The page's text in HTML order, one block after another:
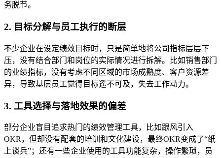
务脱节。
2. 目标分解与员工执行的断层
不少企业在设定绩效目标时，只是简单地将公司指标层层下
压，没有结合部门和岗位的实际情况进行拆解。比如销售部门
的业绩指标，没有考虑不同区域的市场成熟度、客户资源差
异，导致基层员工觉得目标遥不可及，失去工作动力。
3. 工具选择与落地效果的偏差
部分企业盲目追求热门的绩效管理工具，比如跟风引入
OKR，但却没有配套的培训和文化建设，最终OKR变成了“纸
上谈兵”；还有一些企业使用的工具功能复杂，操作繁琐，员